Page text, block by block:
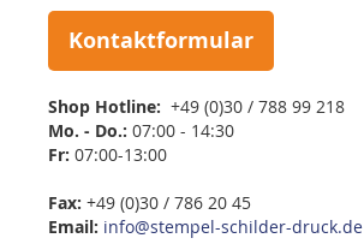
Kontaktformular
Shop Hotline: +49 (0)30 / 788 99 218
Mo. - Do.: 07:00 - 14:30
Fr: 07:00-13:00
Fax: +49 (0)30 / 786 20 45
Email: info@stempel-schilder-druck.de